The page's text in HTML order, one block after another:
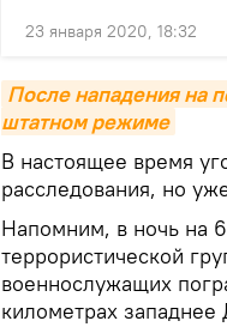
23 января 2020, 18:32
После нападения на
штатном режиме
В настоящее время
расследования, но
Напомним, в ночь на
террористической
военнослужащих
километрах